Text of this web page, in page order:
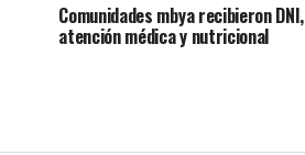
Comunidades mbya recibieron DNI,
atención médica y nutricional